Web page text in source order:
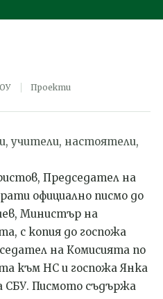
Проекти
учители, настоятели,
Председател на
официално писмо до
Министър на
с копия до госпожа
на Комисията по
към НС и госпожа Янка
СБУ. Писмото съдържа